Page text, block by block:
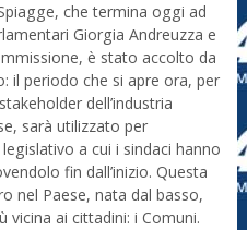
che termina oggi ad
Giorgia Andreuzza e
è stato accolto da
il periodo che si apre ora, per
dell’industria
sarà utilizzato per
a cui i sindaci hanno
fin dall’inizio. Questa
nel Paese, nata dal basso,
vicina ai cittadini: i Comuni.